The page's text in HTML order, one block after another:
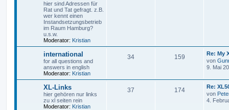
hier sind Adressen für
Rat und Tat gefragt. z.B.
wer kennt einen
Instandsetzungsbetrieb
im Raum Hamburg?
u.s.w.
Moderator: Kristian
international
for all questions and
answers in english
Moderator: Kristian
34 159
Re: My
von
9. Mai
XL-Links
hier gehören nur links
zu xl seiten rein
Moderator: Kristian
37 174
Re:
von
4.